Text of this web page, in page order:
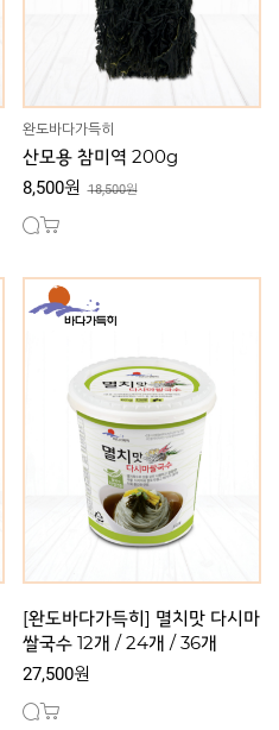
완도바다가득히
산모용 참미역 200g
8,500원 18,500원
[완도바다가득히] 멸치맛 다시마
쌀국수 12개 / 24개 / 36개
27,500원